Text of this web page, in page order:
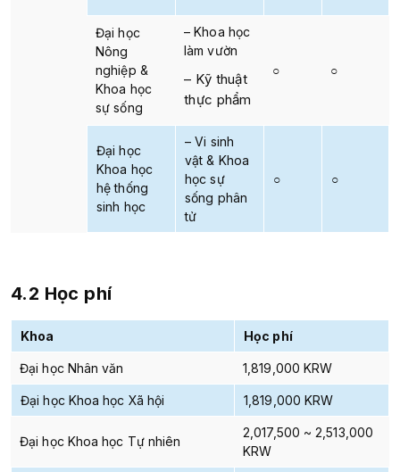
Đại học
Nông
nghiệp &
Khoa học
sự sống
– Khoa học
làm vườn
– Kỹ thuật
thực phẩm
○ ○
Đại học
Khoa học
hệ thống
sinh học
– Vi sinh
vật & Khoa
học sự
sống phân
tử
○ ○
4.2 Học phí
Khoa Học phí
Đại học Nhân văn 1,819,000 KRW
Đại học Khoa học Xã hội 1,819,000 KRW
Đại học Khoa học Tự nhiên
2,017,500 ~ 2,513,000
KRW